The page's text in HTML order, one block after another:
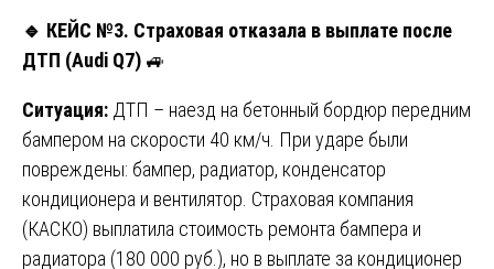
🔹 КЕЙС №3. Страховая отказала в выплате после
ДТП (Audi Q7) 🚙
Ситуация: ДТП – наезд на бетонный бордюр передним
бампером на скорости 40 км/ч. При ударе были
повреждены: бампер, радиатор, конденсатор
кондиционера и вентилятор. Страховая компания
(КАСКО) выплатила стоимость ремонта бампера и
радиатора (180 000 руб.), но в выплате за кондиционер